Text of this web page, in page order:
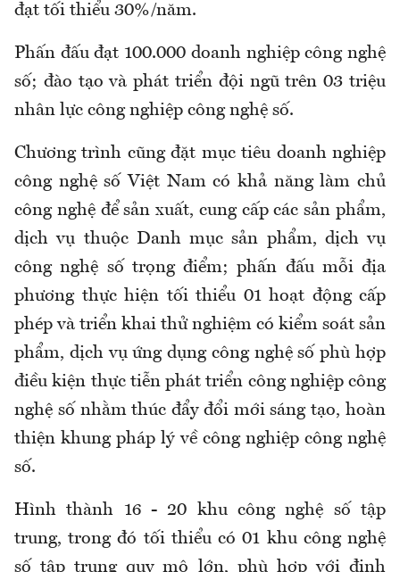
đạt tối thiểu 30%/năm.
Phấn đấu đạt 100.000 doanh nghiệp công nghệ
số; đào tạo và phát triển đội ngũ trên 03 triệu
nhân lực công nghiệp công nghệ số.
Chương trình cũng đặt mục tiêu doanh nghiệp
công nghệ số Việt Nam có khả năng làm chủ
công nghệ để sản xuất, cung cấp các sản phẩm,
dịch vụ thuộc Danh mục sản phẩm, dịch vụ
công nghệ số trọng điểm; phấn đấu mỗi địa
phương thực hiện tối thiểu 01 hoạt động cấp
phép và triển khai thử nghiệm có kiểm soát sản
phẩm, dịch vụ ứng dụng công nghệ số phù hợp
điều kiện thực tiễn phát triển công nghiệp công
nghệ số nhằm thúc đẩy đổi mới sáng tạo, hoàn
thiện khung pháp lý về công nghiệp công nghệ
số.
Hình thành 16 - 20 khu công nghệ số tập
trung, trong đó tối thiểu có 01 khu công nghệ
số tập trung quy mô lớn, phù hợp với định